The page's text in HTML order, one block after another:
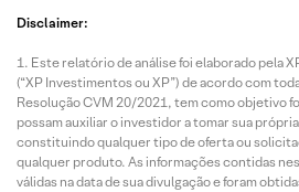
Disclaimer:
Este relatório de análise foi elaborado pela
(“XP Investimentos ou XP”) de acordo com
Resolução CVM 20/2021, tem como objetivo
possam auxiliar o investidor a tomar sua
constituindo qualquer tipo de oferta ou
qualquer produto. As informações contidas
válidas na data de sua divulgação e foram